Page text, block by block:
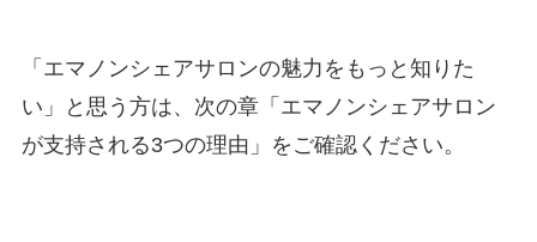
「エマノンシェアサロンの魅力をもっと知りた
い」と思う方は、次の章「エマノンシェアサロン
が支持される3つの理由」をご確認ください。